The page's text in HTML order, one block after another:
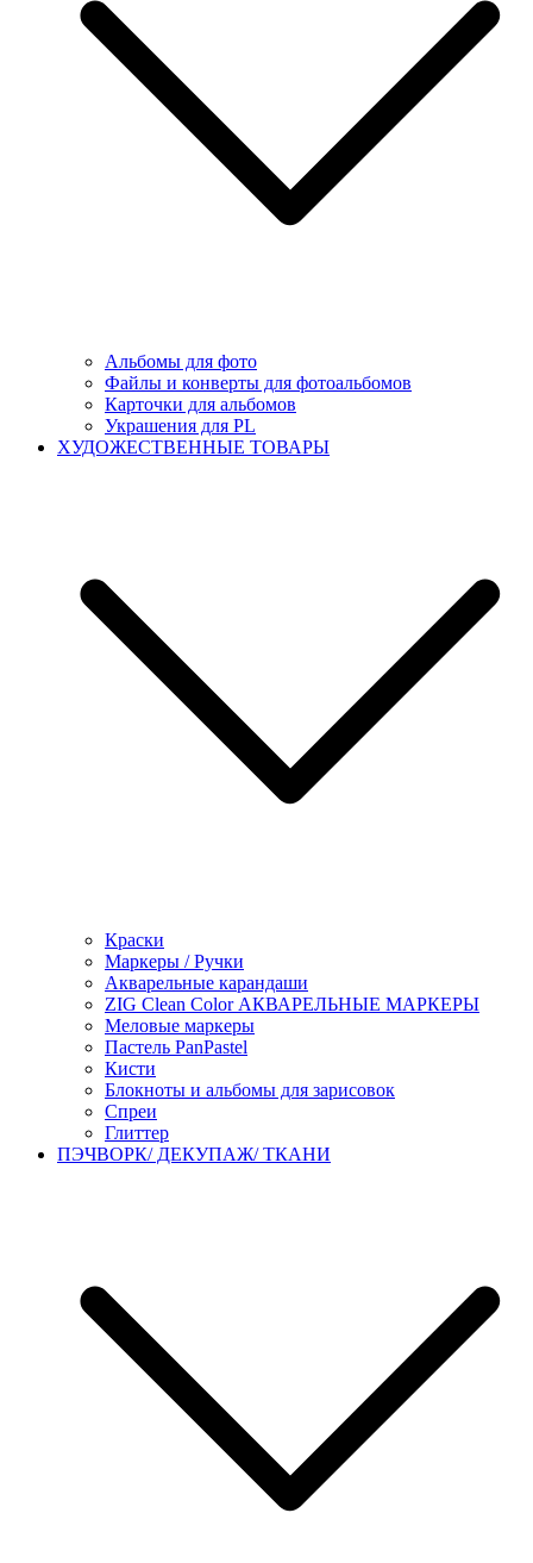
Альбомы для фото
Файлы и конверты для фотоальбомов
Карточки для альбомов
Украшения для PL
ХУДОЖЕСТВЕННЫЕ ТОВАРЫ
Краски
Маркеры / Ручки
Акварельные карандаши
ZIG Clean Color АКВАРЕЛЬНЫЕ МАРКЕРЫ
Меловые маркеры
Пастель PanPastel
Кисти
Блокноты и альбомы для зарисовок
Спреи
Глиттер
ПЭЧВОРК/ ДЕКУПАЖ/ ТКАНИ